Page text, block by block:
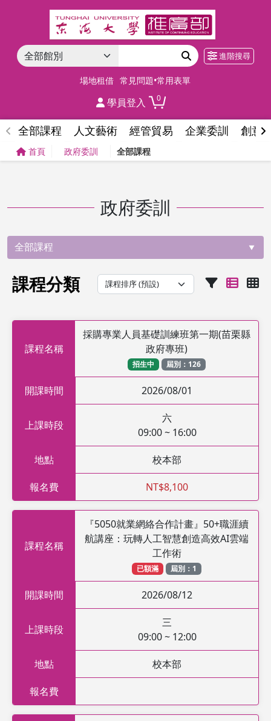
進階搜尋
場地租借 常見問題•常用表單
學員登入 0
全部課程 人文藝術 經管貿易 企業委訓 創意
首頁 政府委訓 全部課程
政府委訓
全部課程
課程分類
課程名稱
採購專業人員基礎訓練班第一期(苗栗縣
政府專班)
招生中 屆別：126
開課時間 2026/08/01
上課時段
六
09:00 ~ 16:00
地點 校本部
報名費 NT$8,100
課程名稱
『5050就業網絡合作計畫』50+職涯續
航講座：玩轉人工智慧創造高效AI雲端
工作術
已額滿 屆別：1
開課時間 2026/08/12
上課時段
三
09:00 ~ 12:00
地點 校本部
報名費